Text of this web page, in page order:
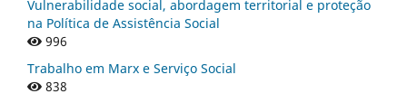
Vulnerabilidade social, abordagem territorial e proteção
na Política de Assistência Social
996
Trabalho em Marx e Serviço Social
838